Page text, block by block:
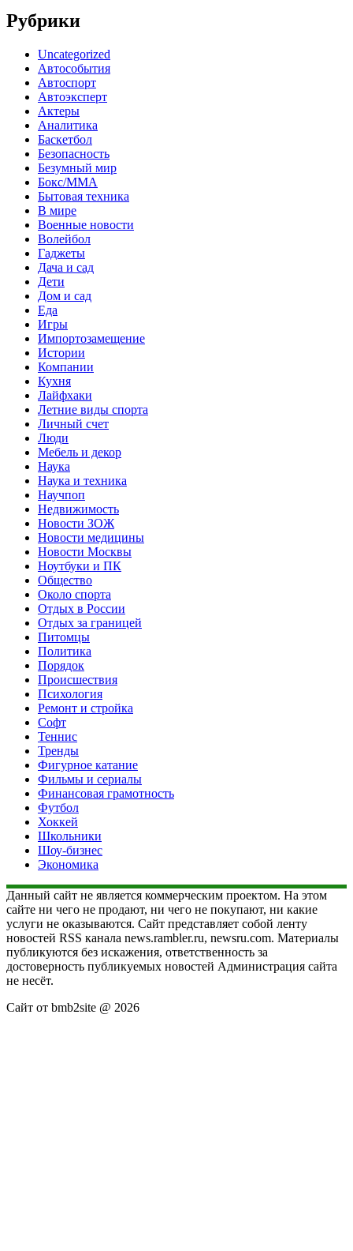
Рубрики
Uncategorized
Автособытия
Автоспорт
Автоэксперт
Актеры
Аналитика
Баскетбол
Безопасность
Безумный мир
Бокс/MMA
Бытовая техника
В мире
Военные новости
Волейбол
Гаджеты
Дача и сад
Дети
Дом и сад
Еда
Игры
Импортозамещение
Истории
Компании
Кухня
Лайфхаки
Летние виды спорта
Личный счет
Люди
Мебель и декор
Наука
Наука и техника
Научпоп
Недвижимость
Новости ЗОЖ
Новости медицины
Новости Москвы
Ноутбуки и ПК
Общество
Около спорта
Отдых в России
Отдых за границей
Питомцы
Политика
Порядок
Происшествия
Психология
Ремонт и стройка
Софт
Теннис
Тренды
Фигурное катание
Фильмы и сериалы
Финансовая грамотность
Футбол
Хоккей
Школьники
Шоу-бизнес
Экономика
Данный сайт не является коммерческим проектом. На этом
сайте ни чего не продают, ни чего не покупают, ни какие
услуги не оказываются. Сайт представляет собой ленту
новостей RSS канала news.rambler.ru, newsru.com. Материалы
публикуются без искажения, ответственность за
достоверность публикуемых новостей Администрация сайта
не несёт.
Сайт от bmb2site @ 2026